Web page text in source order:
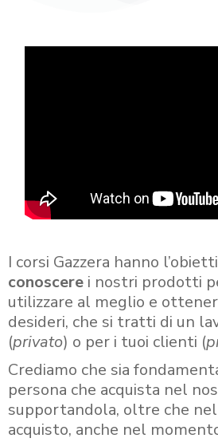
I corsi Gazzera hanno
conoscere i nostri prodotti
utilizzare al meglio e
desideri, che si tratti di un
(privato) o per i tuoi clienti (
Crediamo che sia
persona che acquista nel
supportandola, oltre che
acquisto, anche nel